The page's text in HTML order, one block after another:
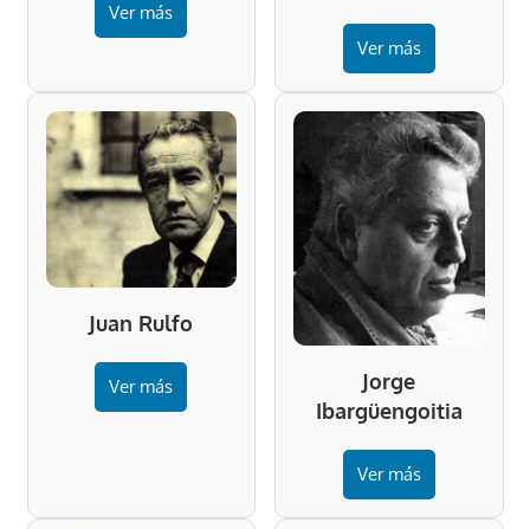
Ver más
Ver más
Juan Rulfo
Ver más
Jorge
Ibargüengoitia
Ver más